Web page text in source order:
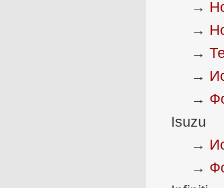
→
→
→
→
→
Isuzu
→
→